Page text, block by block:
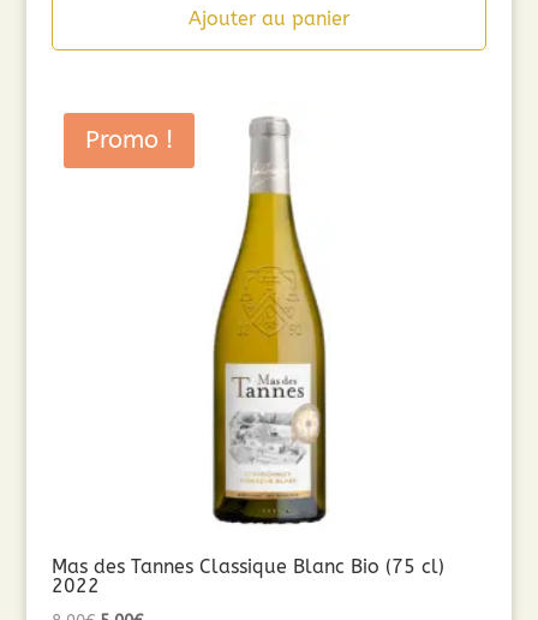
Ajouter au panier
Promo !
Mas des Tannes Classique Blanc Bio (75 cl)
2022